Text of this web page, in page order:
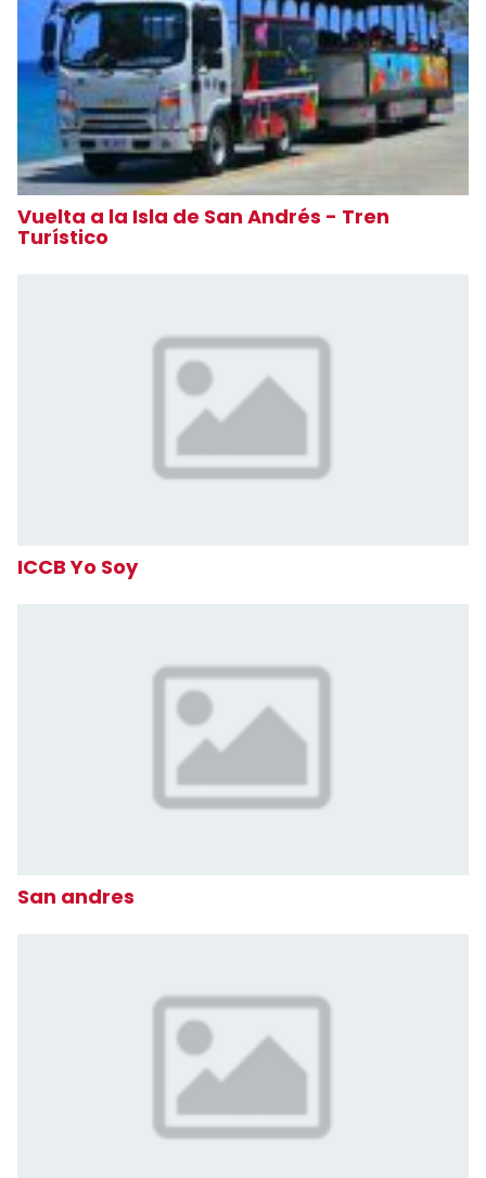
Vuelta a la Isla de San Andrés - Tren
Turístico
ICCB Yo Soy
San andres